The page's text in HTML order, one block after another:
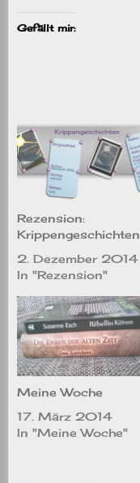
Gefällt mir:
Rezension:
Krippengeschichten
2. Dezember 2014
In "Rezension"
Meine Woche
17. März 2014
In "Meine Woche"